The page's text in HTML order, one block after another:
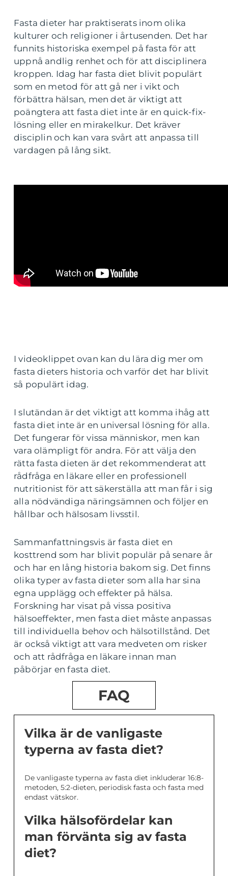
Fasta dieter har praktiserats inom olika
kulturer och religioner i årtusenden. Det har
funnits historiska exempel på fasta för att
uppnå andlig renhet och för att disciplinera
kroppen. Idag har fasta diet blivit populärt
som en metod för att gå ner i vikt och
förbättra hälsan, men det är viktigt att
poängtera att fasta diet inte är en quick-fix-
lösning eller en mirakelkur. Det kräver
disciplin och kan vara svårt att anpassa till
vardagen på lång sikt.
I videoklippet ovan kan du lära dig mer om
fasta dieters historia och varför det har blivit
så populärt idag.
I slutändan är det viktigt att komma ihåg att
fasta diet inte är en universal lösning för alla.
Det fungerar för vissa människor, men kan
vara olämpligt för andra. För att välja den
rätta fasta dieten är det rekommenderat att
rådfråga en läkare eller en professionell
nutritionist för att säkerställa att man får i sig
alla nödvändiga näringsämnen och följer en
hållbar och hälsosam livsstil.
Sammanfattningsvis är fasta diet en
kosttrend som har blivit populär på senare år
och har en lång historia bakom sig. Det finns
olika typer av fasta dieter som alla har sina
egna upplägg och effekter på hälsa.
Forskning har visat på vissa positiva
hälsoeffekter, men fasta diet måste anpassas
till individuella behov och hälsotillstånd. Det
är också viktigt att vara medveten om risker
och att rådfråga en läkare innan man
påbörjar en fasta diet.
FAQ
Vilka är de vanligaste
typerna av fasta diet?
De vanligaste typerna av fasta diet inkluderar 16:8-
metoden, 5:2-dieten, periodisk fasta och fasta med
endast vätskor.
Vilka hälsofördelar kan
man förvänta sig av fasta
diet?